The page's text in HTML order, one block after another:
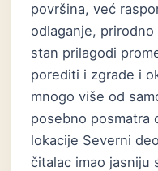
površina, već
odlaganje,
stan prilagodi
porediti i zgrade i
mnogo više od
posebno posmatra
lokacije Severni
čitalac imao jasniju